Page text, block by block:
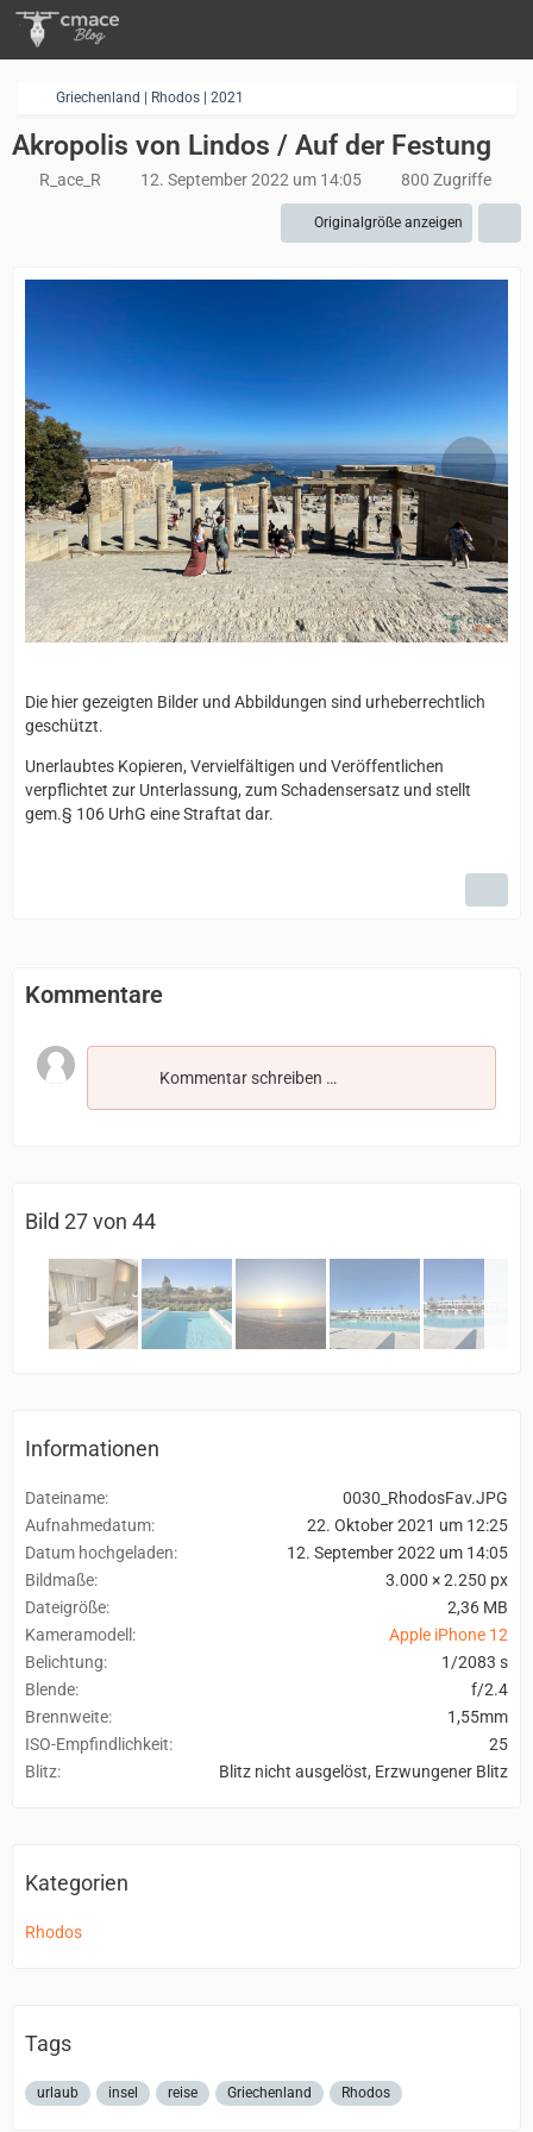
Griechenland | Rhodos | 2021
Akropolis von Lindos / Auf der Festung
R_ace_R 12. September 2022 um 14:05 800 Zugriffe
Originalgröße anzeigen
Die hier gezeigten Bilder und Abbildungen sind urheberrechtlich
geschützt.
Unerlaubtes Kopieren, Vervielfältigen und Veröffentlichen
verpflichtet zur Unterlassung, zum Schadensersatz und stellt
gem.§ 106 UrhG eine Straftat dar.
Kommentare
Kommentar schreiben …
Bild 27 von 44
Informationen
Dateiname
0030_RhodosFav.JPG
Aufnahmedatum
22. Oktober 2021 um 12:25
Datum hochgeladen
12. September 2022 um 14:05
Bildmaße
3.000 × 2.250 px
Dateigröße
2,36 MB
Kameramodell
Apple iPhone 12
Belichtung
1/2083 s
Blende
f/2.4
Brennweite
1,55mm
ISO-Empfindlichkeit
25
Blitz
Blitz nicht ausgelöst, Erzwungener Blitz
Kategorien
Rhodos
Tags
urlaub insel reise Griechenland Rhodos